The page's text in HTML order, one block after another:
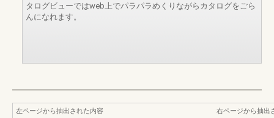
タログビューではweb上でパラパラめくりながらカタログをごら
んになれます。
左ページから抽出された内容
右ページから抽出